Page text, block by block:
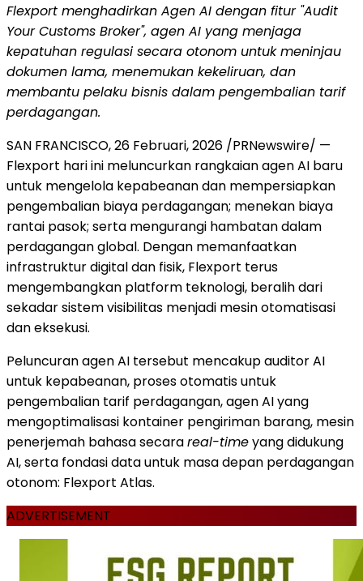
Flexport menghadirkan Agen AI dengan fitur "Audit
Your Customs Broker", agen AI yang menjaga
kepatuhan regulasi secara otonom untuk meninjau
dokumen lama, menemukan kekeliruan, dan
membantu pelaku bisnis dalam pengembalian tarif
perdagangan.
SAN FRANCISCO,26 Februari, 2026 /PRNewswire/ —
Flexport hari ini meluncurkan rangkaian agen AI baru
untuk mengelola kepabeanan dan mempersiapkan
pengembalian biaya perdagangan; menekan biaya
rantai pasok; serta mengurangi hambatan dalam
perdagangan global. Dengan memanfaatkan
infrastruktur digital dan fisik, Flexport terus
mengembangkan platform teknologi, beralih dari
sekadar sistem visibilitas menjadi mesin otomatisasi
dan eksekusi.
Peluncuran agen AI tersebut mencakup auditor AI
untuk kepabeanan, proses otomatis untuk
pengembalian tarif perdagangan, agen AI yang
mengoptimalisasi kontainer pengiriman barang, mesin
penerjemah bahasa secarareal-timeyang didukung
AI, serta fondasi data untuk masa depan perdagangan
otonom: Flexport Atlas.
ADVERTISEMENT